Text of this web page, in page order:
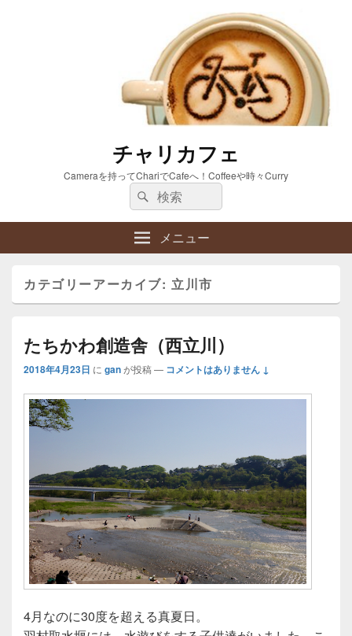
チャリカフェ
Cameraを持ってChariでCafeへ！Coffeeや時々Curry
検
索:
検
索
メニュー
カテゴリーアーカイブ:立川市
たちかわ創造舎（西立川）
2018年4月23日 に ganが投稿 — コメントはありません ↓
4月なのに30度を超える真夏日。